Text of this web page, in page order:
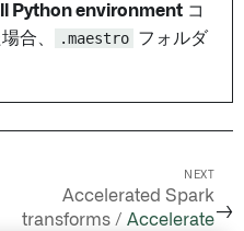
Python environment コ
合、
.maestro フォルダ
NEXT
Accelerated Spark
transforms / Accelerate→